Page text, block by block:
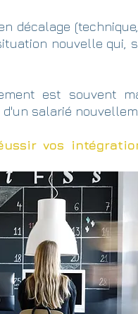
décalage
nouvelle qui,
est souvent
salarié
vos